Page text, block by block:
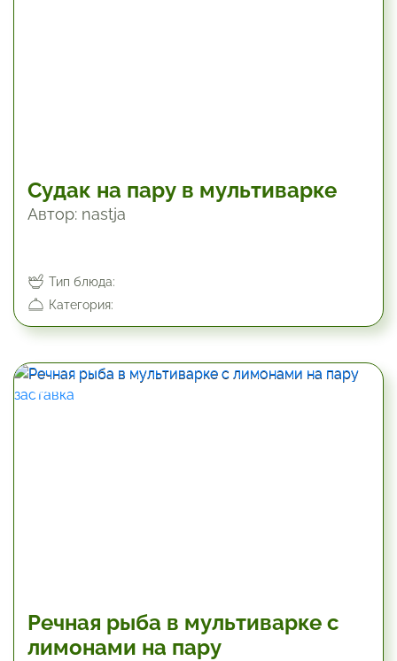
Судак на пару в мультиварке
Автор: nastja
Тип блюда:
Категория:
Речная рыба в мультиварке с
лимонами на пару